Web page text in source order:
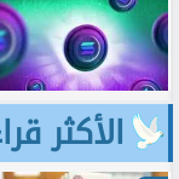
الأكثر